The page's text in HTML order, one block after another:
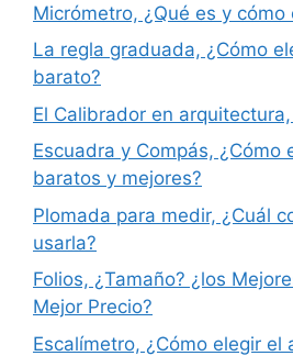
Micrómetro, ¿Qué es y cómo
La regla graduada, ¿Cómo
barato?
El Calibrador en
Escuadra y Compás, ¿Cómo
baratos y mejores?
Plomada para medir, ¿Cuál
usarla?
Folios, ¿Tamaño? ¿los
Mejor Precio?
Escalímetro, ¿Cómo elegir el